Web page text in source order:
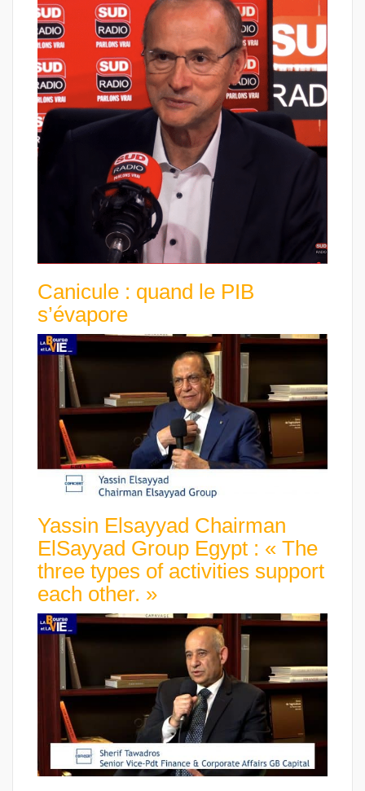
Canicule : quand le PIB
s’évapore
Yassin Elsayyad Chairman
ElSayyad Group Egypt : « The
three types of activities support
each other. »